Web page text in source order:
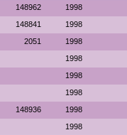
148962 1998
148841 1998
2051 1998
1998
1998
1998
148936 1998
1998